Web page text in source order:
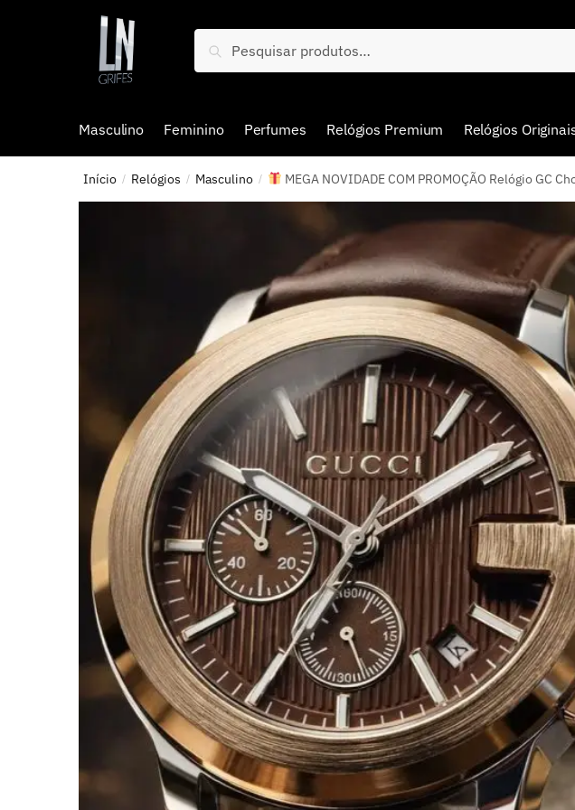
Pesquisar
Masculino Feminino Perfumes Relógios Premium Relógios
Início / Relógios / Masculino / MEGA NOVIDADE COM PROMOÇÃO Relógio GC